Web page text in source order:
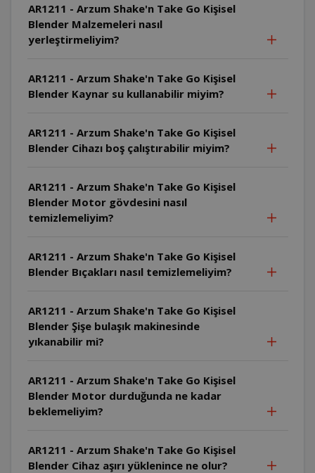
AR1211 - Arzum Shake'n Take Go Kişisel
Blender Malzemeleri nasıl
yerleştirmeliyim?
AR1211 - Arzum Shake'n Take Go Kişisel
Blender Kaynar su kullanabilir miyim?
AR1211 - Arzum Shake'n Take Go Kişisel
Blender Cihazı boş çalıştırabilir miyim?
AR1211 - Arzum Shake'n Take Go Kişisel
Blender Motor gövdesini nasıl
temizlemeliyim?
AR1211 - Arzum Shake'n Take Go Kişisel
Blender Bıçakları nasıl temizlemeliyim?
AR1211 - Arzum Shake'n Take Go Kişisel
Blender Şişe bulaşık makinesinde
yıkanabilir mi?
AR1211 - Arzum Shake'n Take Go Kişisel
Blender Motor durduğunda ne kadar
beklemeliyim?
AR1211 - Arzum Shake'n Take Go Kişisel
Blender Cihaz aşırı yüklenince ne olur?